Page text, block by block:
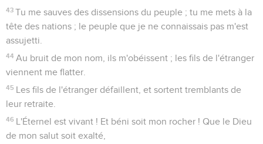
43 Tu me sauves des dissensions du peuple ; tu me mets à la
tête des nations ; le peuple que je ne connaissais pas m'est
assujetti.
44 Au bruit de mon nom, ils m'obéissent ; les fils de l'étranger
viennent me flatter.
45 Les fils de l'étranger défaillent, et sortent tremblants de
leur retraite.
46 L'Éternel est vivant ! Et béni soit mon rocher ! Que le Dieu
de mon salut soit exalté,